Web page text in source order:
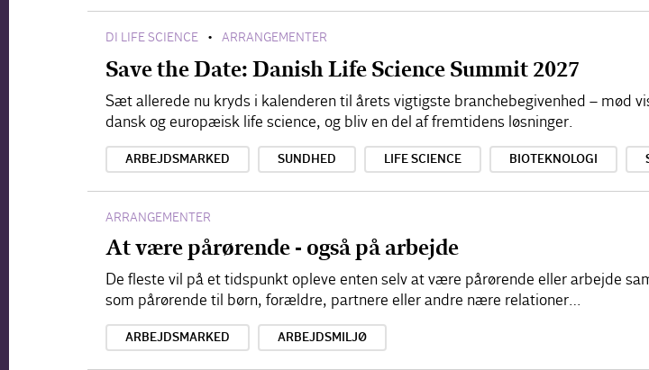
DI LIFE SCIENCE • ARRANGEMENTER
Save the Date: Danish Life Science Summit 2027
Sæt allerede nu kryds i kalenderen til årets vigtigste branchebegivenhed – mød
dansk og europæisk life science, og bliv en del af fremtidens løsninger.
ARBEJDSMARKED SUNDHED LIFE SCIENCE BIOTEKNOLOGI
ARRANGEMENTER
At være pårørende - også på arbejde
De fleste vil på et tidspunkt opleve enten selv at være pårørende eller arbejde
som pårørende til børn, forældre, partnere eller andre nære relationer…
ARBEJDSMARKED ARBEJDSMILJØ